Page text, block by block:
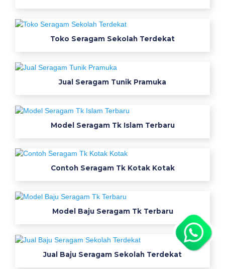
Toko Seragam Sekolah Terdekat
Jual Seragam Tunik Pramuka
Model Seragam Tk Islam Terbaru
Contoh Seragam Tk Kotak Kotak
Model Baju Seragam Tk Terbaru
Jual Baju Seragam Sekolah Terdekat